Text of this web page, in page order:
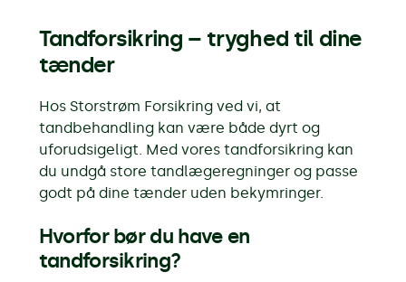
Tandforsikring – tryghed til dine
tænder
Hos Storstrøm Forsikring ved vi, at
tandbehandling kan være både dyrt og
uforudsigeligt. Med vores tandforsikring kan
du undgå store tandlægeregninger og passe
godt på dine tænder uden bekymringer.
Hvorfor bør du have en
tandforsikring?